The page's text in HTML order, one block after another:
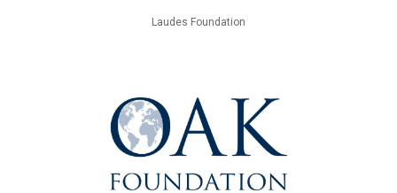
Laudes Foundation